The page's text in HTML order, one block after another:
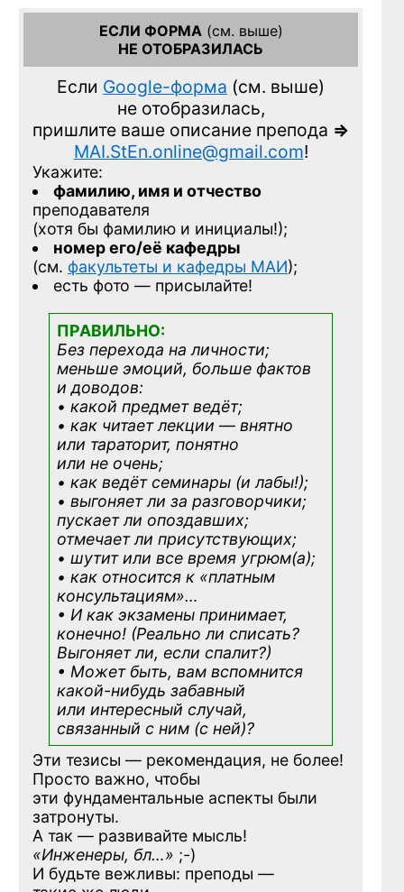
ЕСЛИ ФОРМА(см. выше)
НЕ ОТОБРАЗИЛАСЬ
Если Google-форма (см. выше)
не отобразилась,
пришлите ваше описание препода =>
MAI.StEn.online@gmail.com!
Укажите:
фамилию, имя и отчество
преподавателя
(хотя бы фамилию и инициалы!);
номер его/её кафедры
(см. факультеты и кафедры МАИ);
есть фото — присылайте!
ПРАВИЛЬНО:
Без перехода на личности;
меньше эмоций, больше фактов
и доводов:
• какой предмет ведёт;
• как читает лекции — внятно
или тараторит, понятно
или не очень;
• как ведёт семинары (и лабы!);
• выгоняет ли за разговорчики;
пускает ли опоздавших;
отмечает ли присутствующих;
• шутит или все время угрюм(а);
• как относится к «платным
консультациям»…
• И как экзамены принимает,
конечно! (Реально ли списать?
Выгоняет ли, если спалит?)
• Может быть, вам вспомнится
какой-нибудь забавный
или интересный случай,
связанный с ним (с ней)?
Эти тезисы — рекомендация, не более!
Просто важно, чтобы
эти фундаментальные аспекты были
затронуты.
А так — развивайте мысль!
«Инженеры, бл…» ;-)
И будьте вежливы: преподы —